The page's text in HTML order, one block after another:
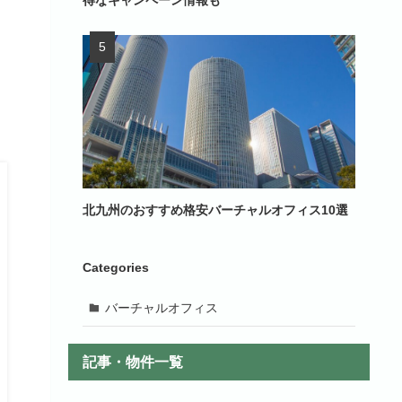
北九州のおすすめ格安バーチャルオフィス10選
Categories
バーチャルオフィス
記事・物件一覧